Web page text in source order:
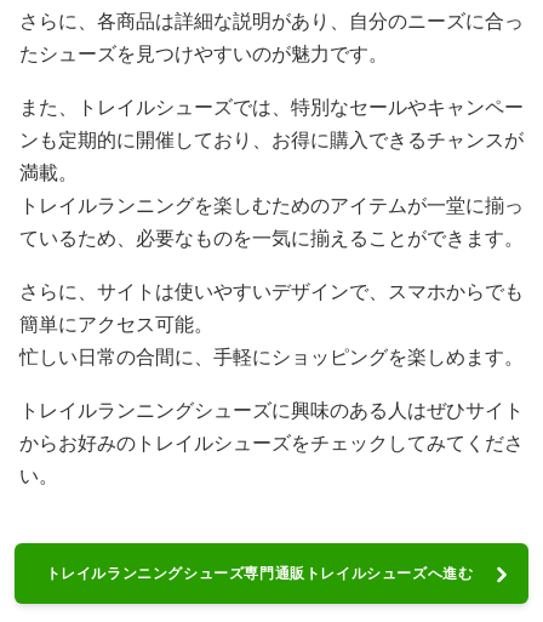
さらに、各商品は詳細な説明があり、自分のニーズに合っ
たシューズを見つけやすいのが魅力です。
また、トレイルシューズでは、特別なセールやキャンペー
ンも定期的に開催しており、お得に購入できるチャンスが
満載。
トレイルランニングを楽しむためのアイテムが一堂に揃っ
ているため、必要なものを一気に揃えることができます。
さらに、サイトは使いやすいデザインで、スマホからでも
簡単にアクセス可能。
忙しい日常の合間に、手軽にショッピングを楽しめます。
トレイルランニングシューズに興味のある人はぜひサイト
からお好みのトレイルシューズをチェックしてみてくださ
い。
トレイルランニングシューズ専門通販トレイルシューズへ進む